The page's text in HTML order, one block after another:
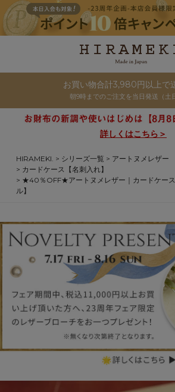
お買い物合計3,980円以上で
朝9時までのご注文を当日発送（土
詳しくはこちら＞
HIRAMEKI. シリーズ一覧
アートヌメレザー
カードケース【名刺入れ】
★40％OFF★アートヌメレザー｜カードケー
ル】